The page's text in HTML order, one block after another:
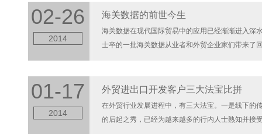
02-26
2014
海关数据的前世今生
海关数据在现代国际贸易中的应用已经渐渐进入深
士卒的一批海关数据从业者和外贸企业家们带来了
01-17
2014
外贸进出口开发客户三大法宝比拼
在外贸行业发展进程中，有三大法宝。一是线下的
的后起之秀，已经为越来越多的行内人士熟知并接